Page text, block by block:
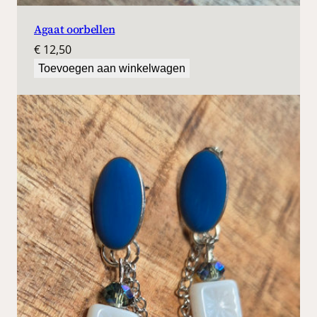
Agaat oorbellen
€ 12,50
Toevoegen aan winkelwagen